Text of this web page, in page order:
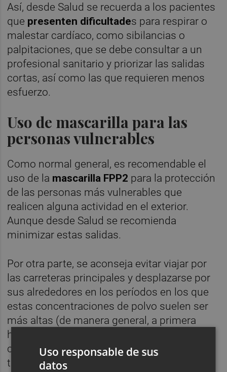
Así, desde Salud se recuerda a los pacientes
que presenten dificultades para respirar o
malestar cardíaco, como sibilancias o
palpitaciones, que se debe consultar a un
profesional sanitario y priorizar las salidas
cortas, así como las que requieren menos
esfuerzo.
Uso de mascarilla para las
personas vulnerables
Como normal general, es recomendable el
uso de la mascarilla FPP2 para la protección
de las personas más vulnerables que
realicen alguna actividad en el exterior.
Aunque desde Salud se recomienda
minimizar estas salidas.
Por otra parte, se aconseja evitar viajar por
las carreteras principales y desplazarse por
sus alrededores en los períodos en los que
estas concentraciones de polvo suelen ser
más altas (de manera general, a primera
hora de la mañana y última de la tarde,
coincidiendo con los momentos con mayor
tráfico).
Uso responsable de sus
datos